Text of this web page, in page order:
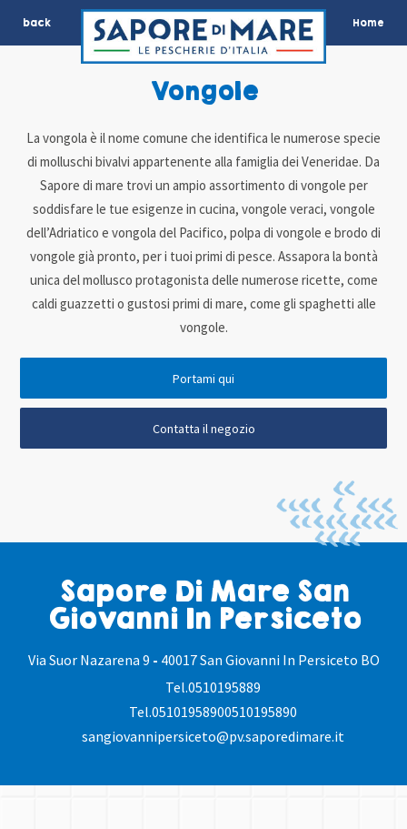
back Home
Sapore Di Mare San
Giovanni In Persiceto
Via Suor Nazarena 9 - 40017 San Giovanni In Persiceto BO
Tel.0510195889
Tel.05101958900510195890
sangiovannipersiceto@pv.saporedimare.it
Vongole
La vongola è il nome comune che identifica le numerose specie
di molluschi bivalvi appartenente alla famiglia dei Veneridae. Da
Sapore di mare trovi un ampio assortimento di vongole per
soddisfare le tue esigenze in cucina, vongole veraci, vongole
dell’Adriatico e vongola del Pacifico, polpa di vongole e brodo di
vongole già pronto, per i tuoi primi di pesce. Assapora la bontà
unica del mollusco protagonista delle numerose ricette, come
caldi guazzetti o gustosi primi di mare, come gli spaghetti alle
vongole.
Portami qui
Contatta il negozio